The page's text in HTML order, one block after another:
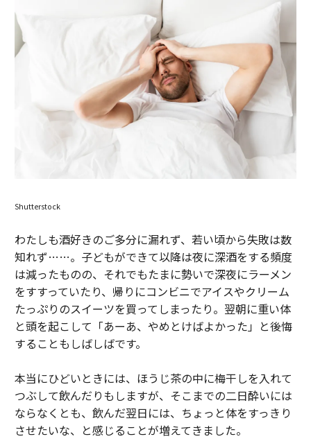
Shutterstock
わたしも酒好きのご多分に漏れず、若い頃から失敗は数
知れず……。子どもができて以降は夜に深酒をする頻度
は減ったものの、それでもたまに勢いで深夜にラーメン
をすすっていたり、帰りにコンビニでアイスやクリーム
たっぷりのスイーツを買ってしまったり。翌朝に重い体
と頭を起こして「あーあ、やめとけばよかった」と後悔
することもしばしばです。
本当にひどいときには、ほうじ茶の中に梅干しを入れて
つぶして飲んだりもしますが、そこまでの二日酔いには
ならなくとも、飲んだ翌日には、ちょっと体をすっきり
させたいな、と感じることが増えてきました。